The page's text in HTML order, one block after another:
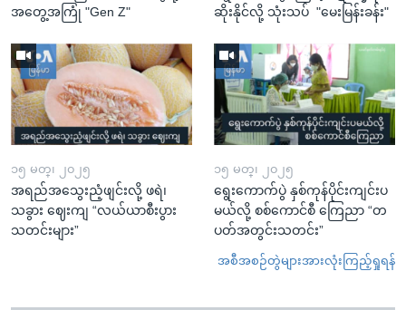
အတွေ့အကြုံ "Gen Z"
ဆိုးနိုင်လို့ သုံးသပ် "မေးမြန်းခန်း"
၁၅ မတ္၊ ၂၀၂၅
အရည်အသွေးညံ့ဖျင်းလို့ ဖရဲ၊
သခွား ဈေးကျ “လယ်ယာစီးပွား
သတင်းများ”
၁၅ မတ္၊ ၂၀၂၅
ရွေးကောက်ပွဲ နှစ်ကုန်ပိုင်းကျင်းပ
မယ်လို့ စစ်ကောင်စီ ကြေညာ “တ
ပတ်အတွင်းသတင်း”
အစီအစဉ်တွဲများအားလုံးကြည့်ရှုရန်